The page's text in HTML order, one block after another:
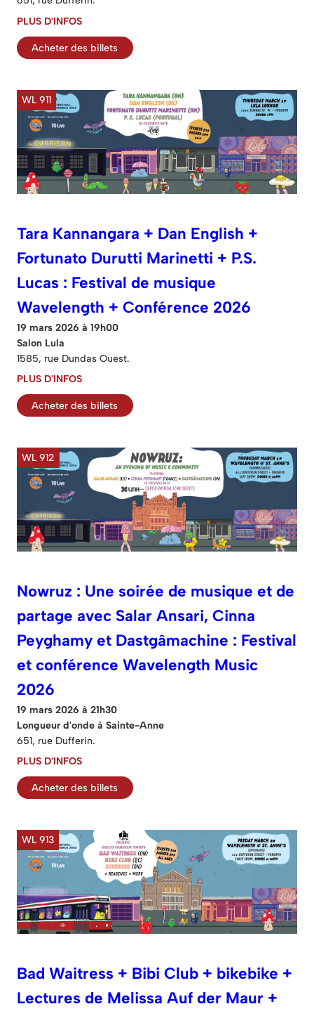
PLUS D'INFOS
Acheter des billets
WL 911
Tara Kannangara + Dan English +
Fortunato Durutti Marinetti + P.S.
Lucas : Festival de musique
Wavelength + Conférence 2026
19 mars 2026 à 19h00
Salon Lula
1585, rue Dundas Ouest.
PLUS D'INFOS
Acheter des billets
WL 912
Nowruz : Une soirée de musique et de
partage avec Salar Ansari, Cinna
Peyghamy et Dastgâmachine : Festival
et conférence Wavelength Music
2026
19 mars 2026 à 21h30
Longueur d'onde à Sainte-Anne
651, rue Dufferin.
PLUS D'INFOS
Acheter des billets
WL 913
Bad Waitress + Bibi Club + bikebike +
Lectures de Melissa Auf der Maur +